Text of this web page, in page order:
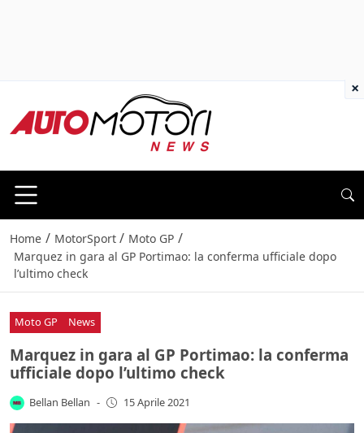
Home / MotorSport / Moto GP /
Marquez in gara al GP Portimao: la conferma ufficiale dopo
l’ultimo check
Moto GP News
Marquez in gara al GP Portimao: la conferma
ufficiale dopo l’ultimo check
Bellan Bellan - 15 Aprile 2021
×